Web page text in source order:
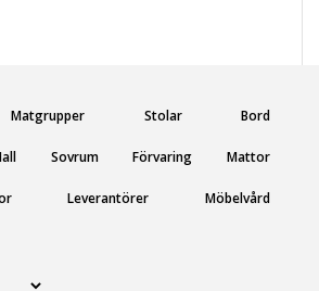
Matgrupper Stolar Bord
Sovrum Förvaring Mattor
Leverantörer Möbelvård